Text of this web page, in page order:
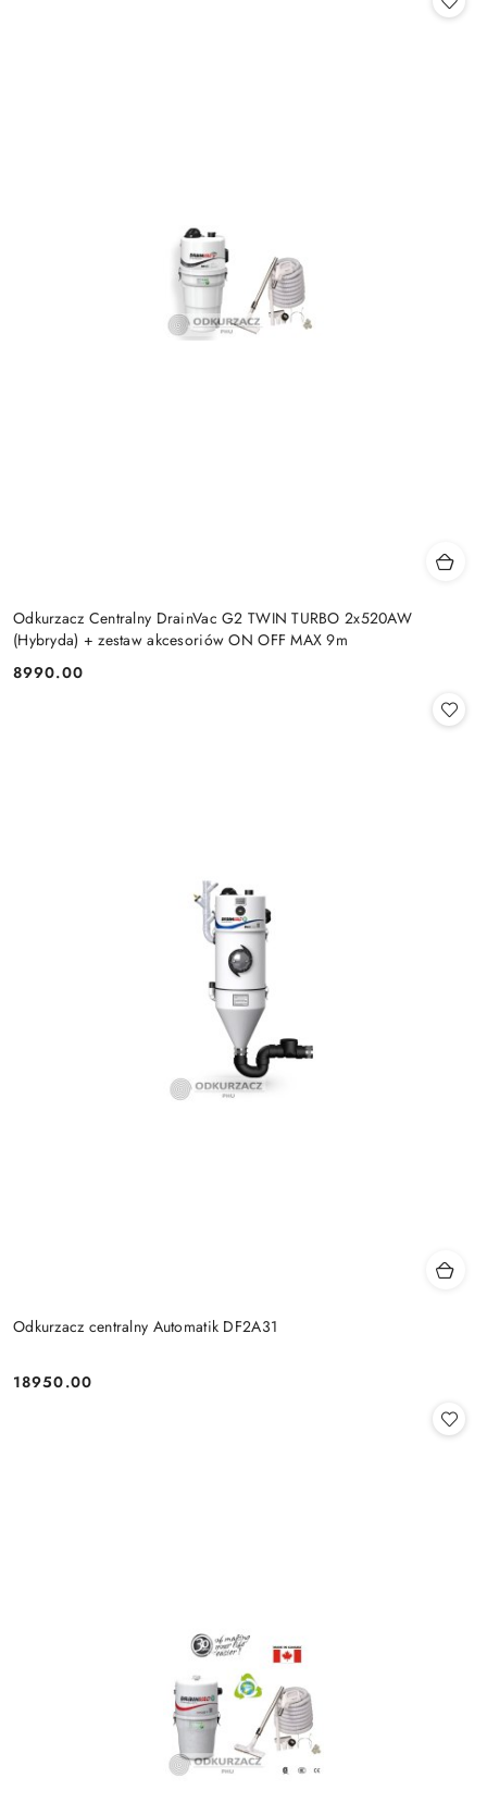
Odkurzacz Centralny DrainVac G2 TWIN TURBO 2x520AW
(Hybryda) + zestaw akcesoriów ON OFF MAX 9m
Cena:
8990.00
Odkurzacz centralny Automatik DF2A31
Cena:
18950.00